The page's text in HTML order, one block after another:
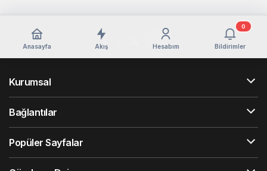
Anasayfa Akış Hesabım Bildirimler
0
Kurumsal
Bağlantılar
Popüler Sayfalar